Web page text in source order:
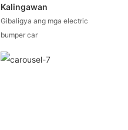
Kalingawan
Gibaligya ang mga electric
bumper car